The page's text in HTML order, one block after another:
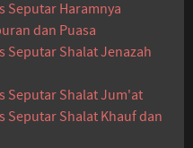
Seputar Haramnya
dan Puasa
Seputar Shalat Jenazah
Seputar Shalat Jum'at
Seputar Shalat Khauf dan